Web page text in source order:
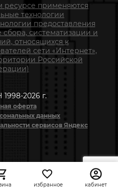
применяются
технологии
предоставления
систематизации и
относящихся к
сети «Интернет»,
Российской
2026 г.
оферта
данных
сервисов Яндекс
избранное кабинет